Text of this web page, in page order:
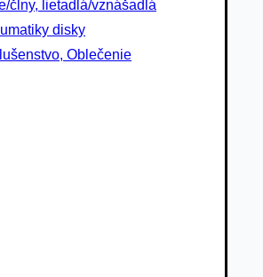
člny, lietadlá/vznášadlá
disky
Oblečenie